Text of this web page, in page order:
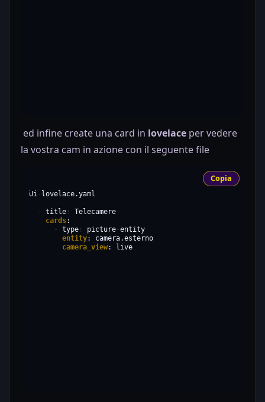
ed infine create una card in lovelace per vedere
la vostra cam in azione con il seguente file
Copia
Ui- lovelace.yaml
- title :
cards
-
type : picture-
entity:
camera_view: